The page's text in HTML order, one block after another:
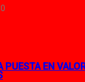
PUESTA EN